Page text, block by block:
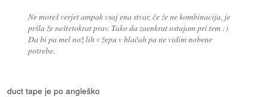
Ne moreš verjet ampak vsaj ena stvar, če že ne kombinacija, je
pršla že neštetokrat prav. Tako da zaenkrat ostajam pri tem :)
Da bi pa mel nož lih v žepu v hlačah pa ne vidim nobene
potrebe.
duct tape je po angleško